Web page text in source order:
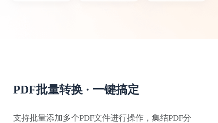
PDF批量转换 · 一键搞定
支持批量添加多个PDF文件进行操作，集结PDF分